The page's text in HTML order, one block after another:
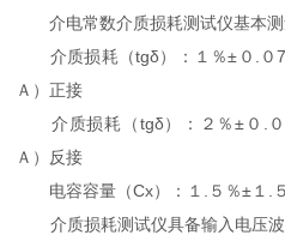
介电常数介质损耗测试仪基本测
介质损耗（tgδ）：１％±０.０7
Ａ）正接
介质损耗（tgδ）：２％±０.
Ａ）反接
电容容量（Cx）：１.５％±１.
介质损耗测试仪具备输入电压波